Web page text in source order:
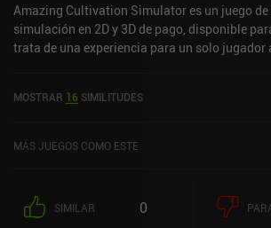
Amazing Cultivation Simulator es un juego
simulación en 2D y 3D de pago, disponible
trata de una experiencia para un solo jugador
Cultivation Simulator se lanzó en mayo de
4,4 sobre 5,0 en la App Store de iOS.
MOSTRAR 16 SIMILITUDES
MÁS JUEGOS COMO ESTE
SIMILAR 0